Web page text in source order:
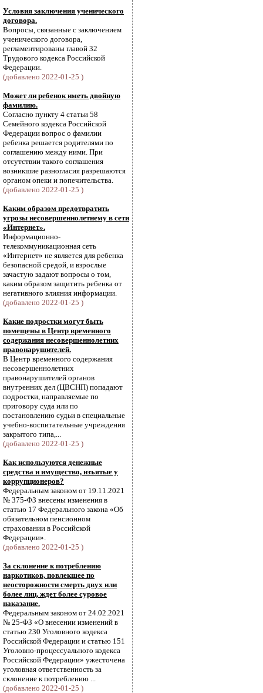
Условия заключения ученического
договора.
Вопросы, связанные с заключением
ученического договора,
регламентированы главой 32
Трудового кодекса Российской
Федерации.
(добавлено 2022-01-25 )
Может ли ребенок иметь двойную
фамилию.
Согласно пункту 4 статьи 58
Семейного кодекса Российской
Федерации вопрос о фамилии
ребенка решается родителями по
соглашению между ними. При
отсутствии такого соглашения
возникшие разногласия разрешаются
органом опеки и попечительства.
(добавлено 2022-01-25 )
Каким образом предотвратить
угрозы несовершеннолетнему в сети
«Интернет».
Информационно-
телекоммуникационная сеть
«Интернет» не является для ребенка
безопасной средой, и взрослые
зачастую задают вопросы о том,
каким образом защитить ребенка от
негативного влияния информации.
(добавлено 2022-01-25 )
Какие подростки могут быть
помещены в Центр временного
содержания несовершеннолетних
правонарушителей.
В Центр временного содержания
несовершеннолетних
правонарушителей органов
внутренних дел (ЦВСНП) попадают
подростки, направляемые по
приговору суда или по
постановлению судьи в специальные
учебно-воспитательные учреждения
закрытого типа,...
(добавлено 2022-01-25 )
Как используются денежные
средства и имущество, изъятые у
коррупционеров?
Федеральным законом от 19.11.2021
№ 375-ФЗ внесены изменения в
статью 17 Федерального закона «Об
обязательном пенсионном
страховании в Российской
Федерации».
(добавлено 2022-01-25 )
За склонение к потреблению
наркотиков, повлекшее по
неосторожности смерть двух или
более лиц, ждет более суровое
наказание.
Федеральным законом от 24.02.2021
№ 25-ФЗ «О внесении изменений в
статью 230 Уголовного кодекса
Российской Федерации и статью 151
Уголовно-процессуального кодекса
Российской Федерации» ужесточена
уголовная ответственность за
склонение к потреблению ...
(добавлено 2022-01-25 )